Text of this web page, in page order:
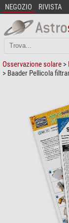
NEGOZIO RIVISTA
Osservazione solare >
> Baader Pellicola